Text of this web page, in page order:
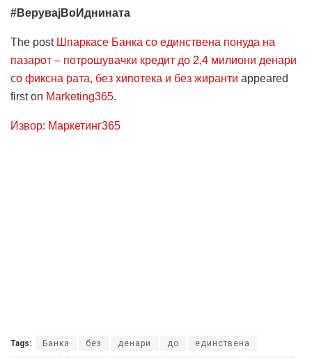
#ВерувајВоИднината
The post Шпаркасе Банка со единствена понуда на
пазарот – потрошувачки кредит до 2,4 милиони денари
со фиксна рата, без хипотека и без жиранти appeared
first on Marketing365.
Извор: Маркетинг365
Tags: Банка без денари до единствена